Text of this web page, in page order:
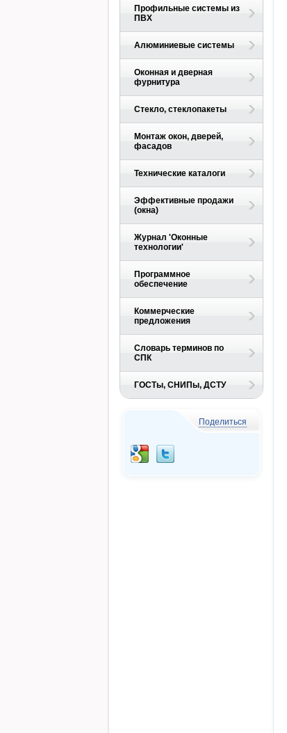
Профильные системы из
ПВХ
Алюминиевые системы
Оконная и дверная
фурнитура
Стекло, стеклопакеты
Монтаж окон, дверей,
фасадов
Технические каталоги
Эффективные продажи
(окна)
Журнал 'Оконные
технологии'
Программное
обеспечение
Коммерческие
предложения
Словарь терминов по
СПК
ГОСТы, СНИПы, ДСТУ
Поделиться